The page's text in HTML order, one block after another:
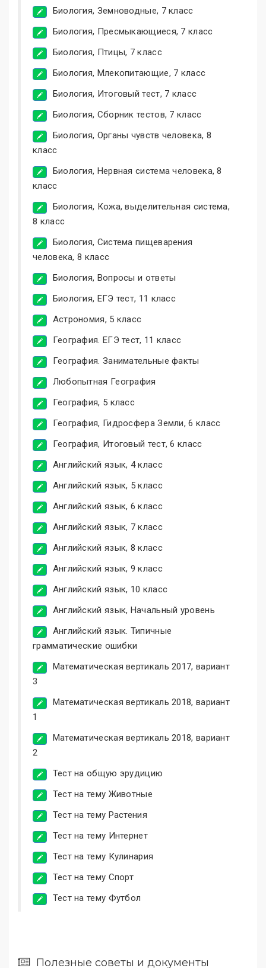
Биология, Земноводные, 7 класс
Биология, Пресмыкающиеся, 7 класс
Биология, Птицы, 7 класс
Биология, Млекопитающие, 7 класс
Биология, Итоговый тест, 7 класс
Биология, Сборник тестов, 7 класс
Биология, Органы чувств человека, 8
класс
Биология, Нервная система человека, 8
класс
Биология, Кожа, выделительная система,
8 класс
Биология, Система пищеварения
человека, 8 класс
Биология, Вопросы и ответы
Биология, ЕГЭ тест, 11 класс
Астрономия, 5 класс
География. ЕГЭ тест, 11 класс
География. Занимательные факты
Любопытная География
География, 5 класс
География, Гидросфера Земли, 6 класс
География, Итоговый тест, 6 класс
Английский язык, 4 класс
Английский язык, 5 класс
Английский язык, 6 класс
Английский язык, 7 класс
Английский язык, 8 класс
Английский язык, 9 класс
Английский язык, 10 класс
Английский язык, Начальный уровень
Английский язык. Типичные
грамматические ошибки
Математическая вертикаль 2017, вариант
3
Математическая вертикаль 2018, вариант
1
Математическая вертикаль 2018, вариант
2
Тест на общую эрудицию
Тест на тему Животные
Тест на тему Растения
Тест на тему Интернет
Тест на тему Кулинария
Тест на тему Спорт
Тест на тему Футбол
Полезные советы и документы